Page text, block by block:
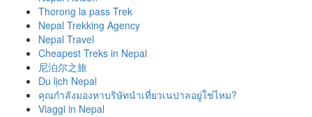
Thorong la pass Trek
Nepal Trekking Agency
Nepal Travel
Cheapest Treks in Nepal
尼泊尔之旅
Du lịch Nepal
คุณกำลังมองหาบริษัทนำเที่ยวเนปาลอยู่ใช่ไหม?
Viaggi in Nepal